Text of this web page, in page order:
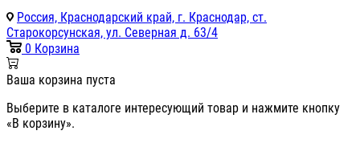
Россия, Краснодарский край, г. Краснодар, ст.
Старокорсунская, ул. Северная д. 63/4
0 Корзина
Ваша корзина пуста
Выберите в каталоге интересующий товар и нажмите кнопку
«В корзину».